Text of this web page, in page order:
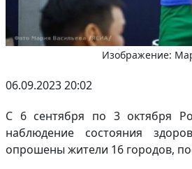
Изображение:
06.09.2023 20:02
С 6 сентября по 3 октября
наблюдение состояния
опрошены жители 16 городов,